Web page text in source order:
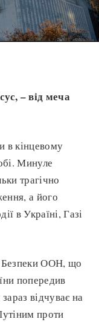
– від меча
в кінцевому
Минуле
трагічно
а його
в Україні, Газі
Безпеки ООН, що
попередив
відчуває на
проти